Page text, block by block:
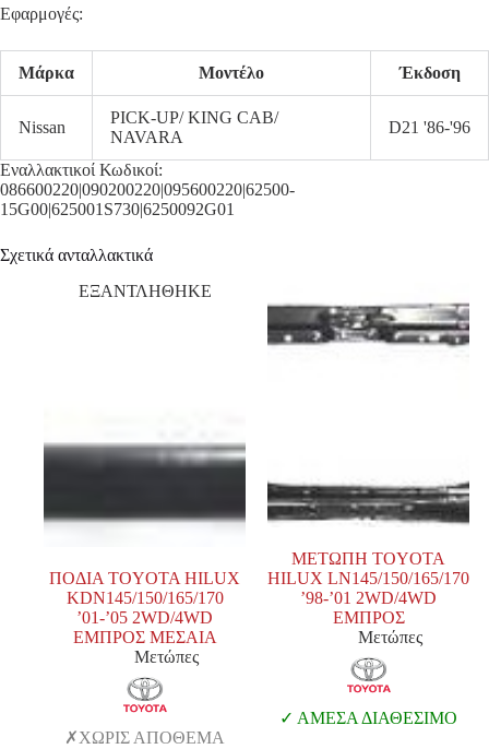
Εφαρμογές:
Μάρκα Μοντέλο Έκδοση
Nissan
PICK-UP/ KING CAB/
NAVARA
D21 '86-'96
Εναλλακτικοί Κωδικοί:
086600220|090200220|095600220|62500-
15G00|625001S730|6250092G01
Σχετικά ανταλλακτικά
ΕΞΑΝΤΛΗΘΗΚΕ
ΠΟΔΙΑ TOYOTA HILUX
KDN145/150/165/170
’01-’05 2WD/4WD
ΕΜΠΡΟΣ ΜΕΣΑΙΑ
Μετώπες
ΧΩΡΙΣ ΑΠΟΘΕΜΑ
ΜΕΤΩΠΗ TOYOTA
HILUX LN145/150/165/170
’98-’01 2WD/4WD
ΕΜΠΡΟΣ
Μετώπες
ΑΜΕΣΑ ΔΙΑΘΕΣΙΜΟ